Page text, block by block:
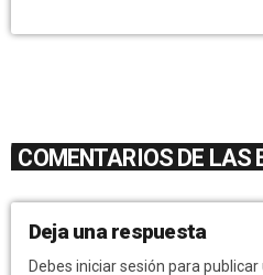
COMENTARIOS DE LAS
Deja una respuesta
Debes iniciar sesión para publicar